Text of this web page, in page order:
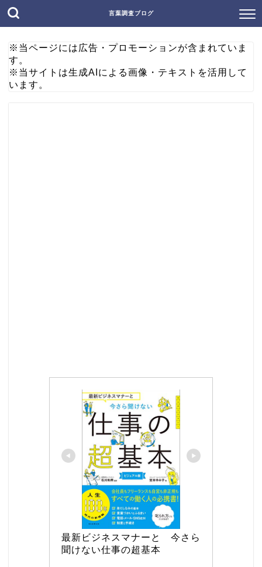
言葉調査ブログ
※当ページには広告・プロモーションが含まれていま
す。
※当サイトは生成AIによる画像・テキストを活用して
います。
最新ビジネスマナーと　今さら
聞けない仕事の超基本